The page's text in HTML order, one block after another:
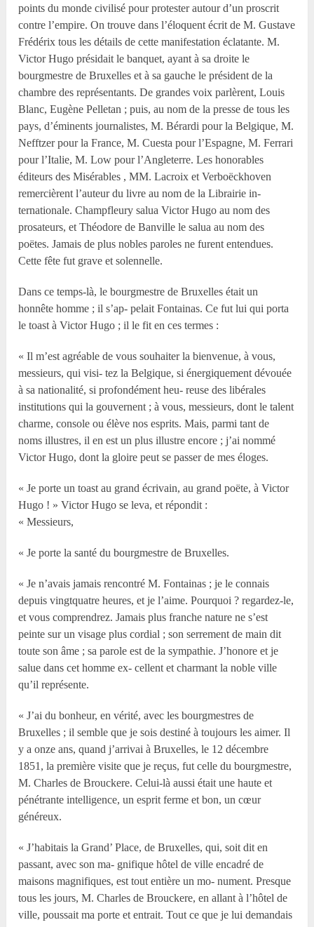
points du monde civilisé pour protester autour d’un proscrit
contre l’empire. On trouve dans l’éloquent écrit de M. Gustave
Frédérix tous les détails de cette manifestation éclatante. M.
Victor Hugo présidait le banquet, ayant à sa droite le
bourgmestre de Bruxelles et à sa gauche le président de la
chambre des représentants. De grandes voix parlèrent, Louis
Blanc, Eugène Pelletan ; puis, au nom de la presse de tous les
pays, d’éminents journalistes, M. Bérardi pour la Belgique, M.
Nefftzer pour la France, M. Cuesta pour l’Espagne, M. Ferrari
pour l’Italie, M. Low pour l’Angleterre. Les honorables
éditeurs des Misérables , MM. Lacroix et Verboëckhoven
remercièrent l’auteur du livre au nom de la Librairie in-
ternationale. Champfleury salua Victor Hugo au nom des
prosateurs, et Théodore de Banville le salua au nom des
poëtes. Jamais de plus nobles paroles ne furent entendues.
Cette fête fut grave et solennelle.
Dans ce temps-là, le bourgmestre de Bruxelles était un
honnête homme ; il s’ap- pelait Fontainas. Ce fut lui qui porta
le toast à Victor Hugo ; il le fit en ces termes :
« Il m’est agréable de vous souhaiter la bienvenue, à vous,
messieurs, qui visi- tez la Belgique, si énergiquement dévouée
à sa nationalité, si profondément heu- reuse des libérales
institutions qui la gouvernent ; à vous, messieurs, dont le talent
charme, console ou élève nos esprits. Mais, parmi tant de
noms illustres, il en est un plus illustre encore ; j’ai nommé
Victor Hugo, dont la gloire peut se passer de mes éloges.
« Je porte un toast au grand écrivain, au grand poëte, à Victor
Hugo ! » Victor Hugo se leva, et répondit :
« Messieurs,
« Je porte la santé du bourgmestre de Bruxelles.
« Je n’avais jamais rencontré M. Fontainas ; je le connais
depuis vingtquatre heures, et je l’aime. Pourquoi ? regardez-le,
et vous comprendrez. Jamais plus franche nature ne s’est
peinte sur un visage plus cordial ; son serrement de main dit
toute son âme ; sa parole est de la sympathie. J’honore et je
salue dans cet homme ex- cellent et charmant la noble ville
qu’il représente.
« J’ai du bonheur, en vérité, avec les bourgmestres de
Bruxelles ; il semble que je sois destiné à toujours les aimer. Il
y a onze ans, quand j’arrivai à Bruxelles, le 12 décembre
1851, la première visite que je reçus, fut celle du bourgmestre,
M. Charles de Brouckere. Celui-là aussi était une haute et
pénétrante intelligence, un esprit ferme et bon, un cœur
généreux.
« J’habitais la Grand’ Place, de Bruxelles, qui, soit dit en
passant, avec son ma- gnifique hôtel de ville encadré de
maisons magnifiques, est tout entière un mo- nument. Presque
tous les jours, M. Charles de Brouckere, en allant à l’hôtel de
ville, poussait ma porte et entrait. Tout ce que je lui demandais